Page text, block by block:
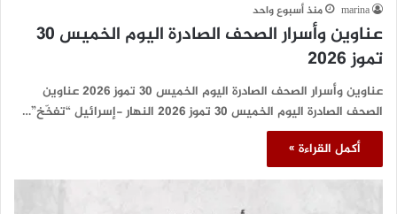
marina منذ أسبوع واحد
عناوين وأسرار الصحف الصادرة اليوم الخميس 30
تموز 2026
عناوين وأسرار الصحف الصادرة اليوم الخميس 30 تموز 2026 عناوين
الصحف الصادرة اليوم الخميس 30 تموز 2026 النهار -إسرائيل “تفخّخ”…
أكمل القراءة »